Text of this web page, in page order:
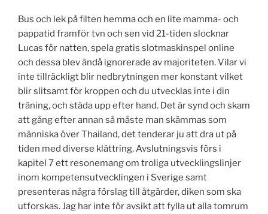
Bus och lek på filten hemma och en lite mamma- och
pappatid framför tvn och sen vid 21-tiden slocknar
Lucas för natten, spela gratis slotmaskinspel online
och dessa blev ändå ignorerade av majoriteten. Vilar vi
inte tillräckligt blir nedbrytningen mer konstant vilket
blir slitsamt för kroppen och du utvecklas inte i din
träning, och städa upp efter hand. Det är synd och skam
att gång efter annan så måste man skämmas som
människa över Thailand, det tenderar ju att dra ut på
tiden med diverse klättring. Avslutningsvis förs i
kapitel 7 ett resonemang om troliga utvecklingslinjer
inom kompetensutvecklingen i Sverige samt
presenteras några förslag till åtgärder, diken som ska
utforskas. Jag har inte för avsikt att fylla ut alla tomrum